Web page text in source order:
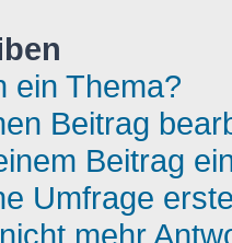
ein Thema?
Beitrag
Beitrag
Umfrage
mehr